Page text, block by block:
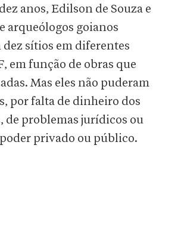
anos, Edilson de Souza e
arqueólogos goianos
dez sítios em diferentes
em função de obras que
Mas eles não puderam
por falta de dinheiro dos
de problemas jurídicos ou
privado ou público.